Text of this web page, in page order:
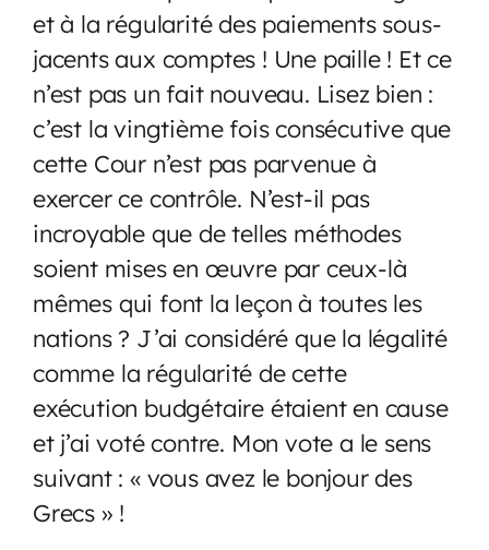
et à la régularité des paiements sous-
jacents aux comptes ! Une paille ! Et ce
n’est pas un fait nouveau. Lisez bien :
c’est la vingtième fois consécutive que
cette Cour n’est pas parvenue à
exercer ce contrôle. N’est-il pas
incroyable que de telles méthodes
soient mises en œuvre par ceux-là
mêmes qui font la leçon à toutes les
nations ? J’ai considéré que la légalité
comme la régularité de cette
exécution budgétaire étaient en cause
et j’ai voté contre. Mon vote a le sens
suivant : « vous avez le bonjour des
Grecs » !